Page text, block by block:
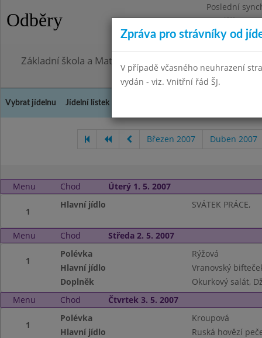
Odběry
Poslední
Pondělí
Omezení
Základní škola a Mateřská škola, Praha 4, Ohradní 49
Vybrat jídelnu Jídelní lístek
Březen 2007 Duben 2007
Menu Chod Úterý 1. 5. 2007
1
Hlavní jídlo SVÁTEK PRÁCE,
Menu Chod Středa 2. 5. 2007
1
Polévka
Rýžová
Hlavní jídlo
Vranovský
Doplněk
Okurkový salát,
Menu
Chod Čtvrtek 3. 5. 2007
1
Polévka
Kroupová
Hlavní jídlo
Ruská hovězí
Zpráva pro strávníky od
V případě včasného neuhrazení
vydán - viz. Vnitřní řád ŠJ.